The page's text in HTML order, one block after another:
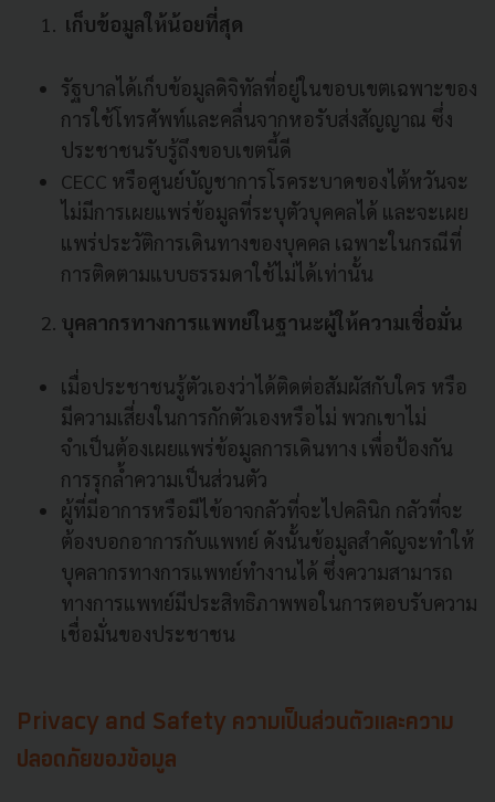
เก็บข้อมูลให้น้อยที่สุด
รัฐบาลได้เก็บข้อมูลดิจิทัลที่อยู่ในขอบเขตเฉพาะของ
การใช้โทรศัพท์และคลื่นจากหอรับส่งสัญญาณ ซึ่ง
ประชาชนรับรู้ถึงขอบเขตนี้ดี
CECC หรือศูนย์บัญชาการโรคระบาดของไต้หวันจะ
ไม่มีการเผยแพร่ข้อมูลที่ระบุตัวบุคคลได้ และจะเผย
แพร่ประวัติการเดินทางของบุคคล เฉพาะในกรณีที่
การติดตามแบบธรรมดาใช้ไม่ได้เท่านั้น
บุคลากรทางการแพทย์ในฐานะผู้ให้ความเชื่อมั่น
เมื่อประชาชนรู้ตัวเองว่าได้ติดต่อสัมผัสกับใคร หรือ
มีความเสี่ยงในการกักตัวเองหรือไม่ พวกเขาไม่
จำเป็นต้องเผยแพร่ข้อมูลการเดินทาง เพื่อป้องกัน
การรุกล้ำความเป็นส่วนตัว
ผู้ที่มีอาการหรือมีไข้อาจกลัวที่จะไปคลินิก กลัวที่จะ
ต้องบอกอาการกับแพทย์ ดังนั้นข้อมูลสำคัญจะทำให้
บุคลากรทางการแพทย์ทำงานได้ ซึ่งความสามารถ
ทางการแพทย์มีประสิทธิภาพพอในการตอบรับความ
เชื่อมั่นของประชาชน
Privacy and Safety ความเป็นส่วนตัวและความ
ปลอดภัยของข้อมูล